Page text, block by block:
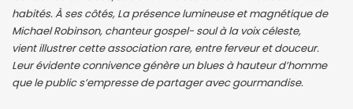
habités. À ses côtés, La présence lumineuse et magnétique de
Michael Robinson, chanteur gospel- soul à la voix céleste,
vient illustrer cette association rare, entre ferveur et douceur.
Leur évidente connivence génère un blues à hauteur d’homme
que le public s’empresse de partager avec gourmandise.